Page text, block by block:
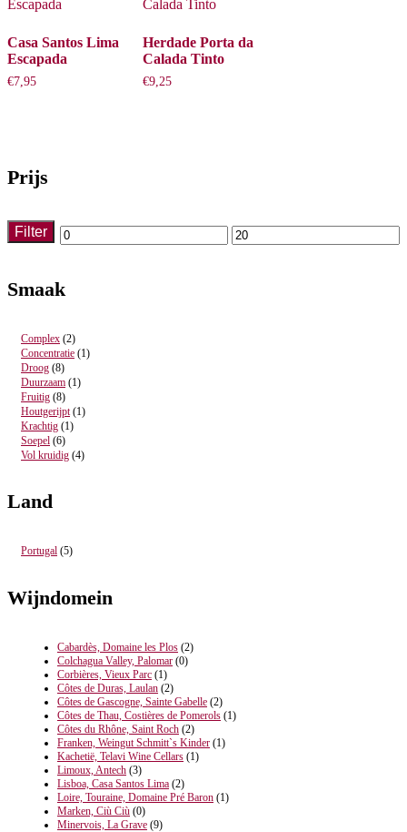
Casa Santos Lima
Escapada
€7,95
Herdade Porta da
Calada Tinto
€9,25
Prijs
Min. Max.
Filter
Smaak
Complex (2)
Concentratie (1)
Droog (8)
Duurzaam (1)
Fruitig (8)
Houtgerijpt (1)
Krachtig (1)
Soepel (6)
Vol kruidig (4)
Land
Portugal (5)
Wijndomein
Cabardès, Domaine les Plos (2)
Colchagua Valley, Palomar (0)
Corbières, Vieux Parc (1)
Côtes de Duras, Laulan (2)
Côtes de Gascogne, Sainte Gabelle (2)
Côtes de Thau, Costières de Pomerols (1)
Côtes du Rhône, Saint Roch (2)
Franken, Weingut Schmitt`s Kinder (1)
Kachetië, Telavi Wine Cellars (1)
Limoux, Antech (3)
Lisboa, Casa Santos Lima (2)
Loire, Touraine, Domaine Pré Baron (1)
Marken, Ciù Ciù (0)
Minervois, La Grave (9)